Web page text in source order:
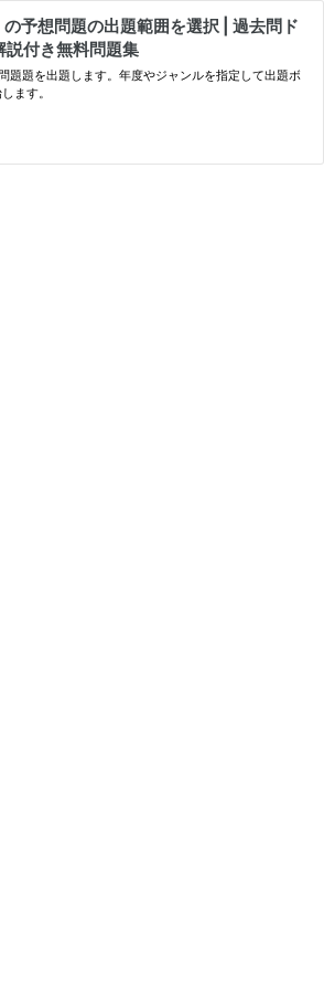
予想問題の出題範囲を選択 | 過去問ド
説付き無料問題集
題題を出題します。年度やジャンルを指定して出題ボ
ます。